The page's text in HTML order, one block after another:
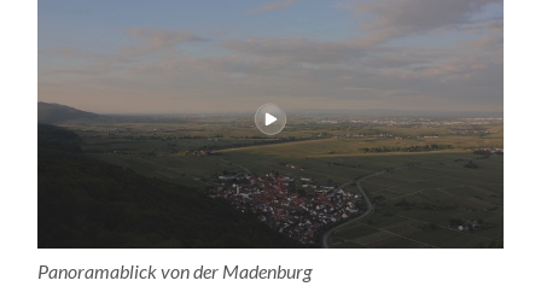
Panoramablick von der Madenburg